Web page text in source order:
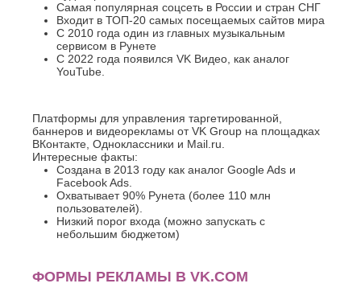
Липецк
Люберцы
Махачкала
Миасс
Москва
Мурманск
Муром
Мытищи
Нальчик
Хасавюрт
Химки
Ч
Чебоксары
Череповец
Черкесск
Ш
Шахты
Э
Электросталь
Энгельс
Самая популярная соцсеть в России и стран СНГ
Входит в ТОП-20 самых посещаемых сайтов мира
С 2010 года один из главных музыкальным
сервисом в Рунете
С 2022 года появился VK Видео, как аналог
YouTube.
Платформы для управления таргетированной,
баннеров и видеорекламы от VK Group на площадках
ВКонтакте, Одноклассники и Mail.ru.
Интересные факты:
Создана в 2013 году как аналог Google Ads и
Facebook Ads.
Охватывает 90% Рунета (более 110 млн
пользователей).
Низкий порог входа (можно запускать с
небольшим бюджетом)
ФОРМЫ РЕКЛАМЫ В VK.COM